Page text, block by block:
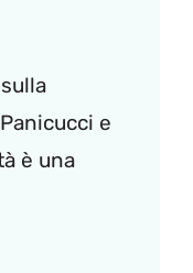
e
è una